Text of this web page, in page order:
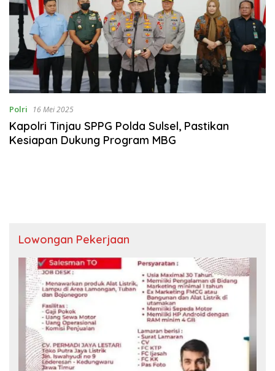
Polri 16 Mei 2025
Kapolri Tinjau SPPG Polda Sulsel, Pastikan
Kesiapan Dukung Program MBG
Lowongan Pekerjaan